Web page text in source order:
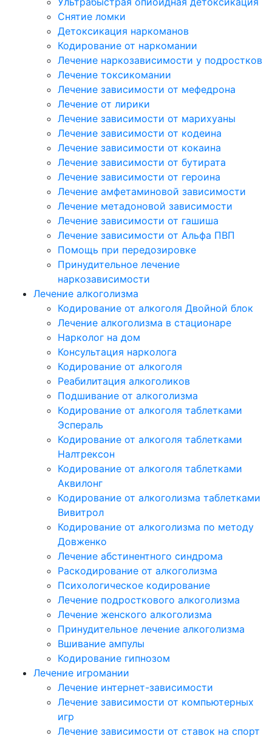
Снятие ломки
Детоксикация наркоманов
Кодирование от наркомании
Лечение наркозависимости у подростков
Лечение токсикомании
Лечение зависимости от мефедрона
Лечение от лирики
Лечение зависимости от марихуаны
Лечение зависимости от кодеина
Лечение зависимости от кокаина
Лечение зависимости от бутирата
Лечение зависимости от героина
Лечение амфетаминовой зависимости
Лечение метадоновой зависимости
Лечение зависимости от гашиша
Лечение зависимости от Альфа ПВП
Помощь при передозировке
Принудительное лечение
наркозависимости
Лечение алкоголизма
Кодирование от алкоголя Двойной блок
Лечение алкоголизма в стационаре
Нарколог на дом
Консультация нарколога
Кодирование от алкоголя
Реабилитация алкоголиков
Подшивание от алкоголизма
Кодирование от алкоголя таблетками
Эспераль
Кодирование от алкоголя таблетками
Налтрексон
Кодирование от алкоголя таблетками
Аквилонг
Кодирование от алкоголизма таблетками
Вивитрол
Кодирование от алкоголизма по методу
Довженко
Лечение абстинентного синдрома
Раскодирование от алкоголизма
Психологическое кодирование
Лечение подросткового алкоголизма
Лечение женского алкоголизма
Принудительное лечение алкоголизма
Вшивание ампулы
Кодирование гипнозом
Лечение игромании
Лечение интернет-зависимости
Лечение зависимости от компьютерных
игр
Лечение зависимости от ставок на спорт